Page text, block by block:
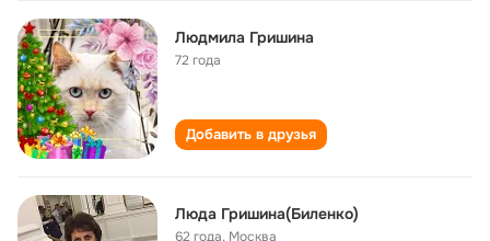
Людмила Гришина
72 года
Добавить в друзья
Люда Гришина(Биленко)
62 года, Москва